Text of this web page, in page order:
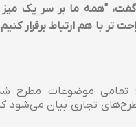
گفت، "همه ما بر سر یک
تر با هم ارتباط برقرار
تمامی موضوعات مطرح
تجاری بیان می‌شود